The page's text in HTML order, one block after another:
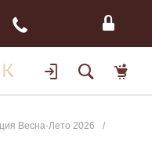
Весна-Лето 2026
/